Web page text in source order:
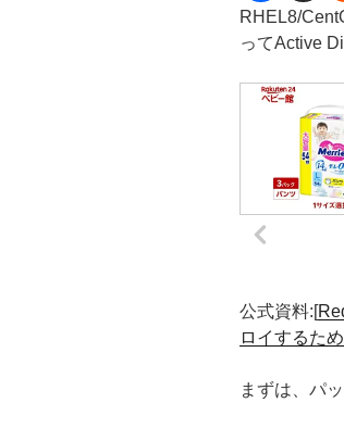
RHEL8/
ってActive
公式資料:[
ロイするた
まずは、パ